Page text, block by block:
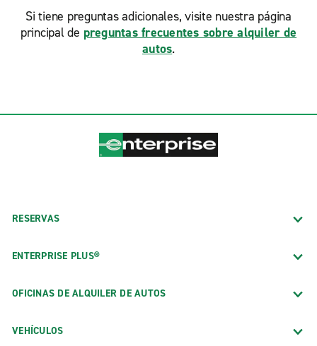
Si tiene preguntas adicionales, visite nuestra página
principal de preguntas frecuentes sobre alquiler de
autos.
RESERVAS
ENTERPRISE PLUS®
OFICINAS DE ALQUILER DE AUTOS
VEHÍCULOS